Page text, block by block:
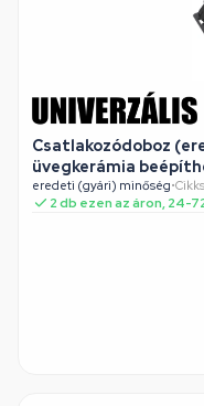
Csatlakozódoboz
üvegkerámia
eredeti (gyári) minőség•
2 db ezen az áron, 24-